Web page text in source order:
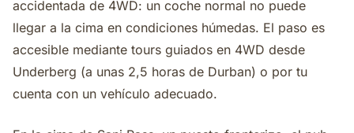
accidentada de 4WD: un coche normal no puede
llegar a la cima en condiciones húmedas. El paso es
accesible mediante tours guiados en 4WD desde
Underberg (a unas 2,5 horas de Durban) o por tu
cuenta con un vehículo adecuado.